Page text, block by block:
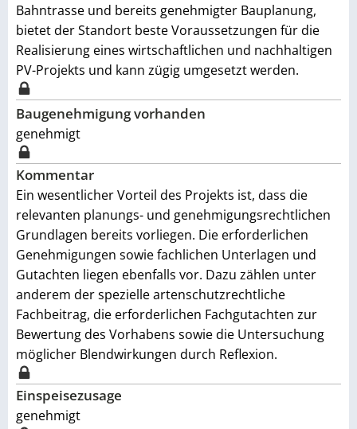
Bahntrasse und bereits genehmigter Bauplanung,
bietet der Standort beste Voraussetzungen für die
Realisierung eines wirtschaftlichen und nachhaltigen
PV-Projekts und kann zügig umgesetzt werden.
Baugenehmigung vorhanden
genehmigt
Kommentar
Ein wesentlicher Vorteil des Projekts ist, dass die
relevanten planungs- und genehmigungsrechtlichen
Grundlagen bereits vorliegen. Die erforderlichen
Genehmigungen sowie fachlichen Unterlagen und
Gutachten liegen ebenfalls vor. Dazu zählen unter
anderem der spezielle artenschutzrechtliche
Fachbeitrag, die erforderlichen Fachgutachten zur
Bewertung des Vorhabens sowie die Untersuchung
möglicher Blendwirkungen durch Reflexion.
Einspeisezusage
genehmigt